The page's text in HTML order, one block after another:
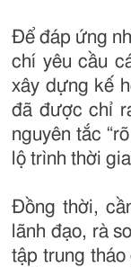
Để đáp ứng
chí yêu cầu
xây dựng kế
đã được chỉ
nguyên tắc
lộ trình thời
Đồng thời,
lãnh đạo, rà
tập trung tháo